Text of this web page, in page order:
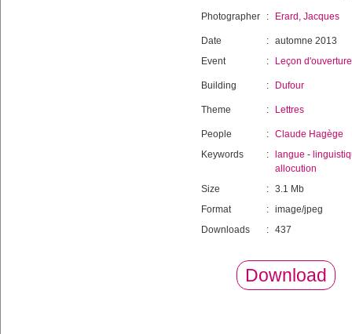
Photographer : Erard, Jacques
Date : automne 2013
Event
: Leçon d'ouverture
Building : Dufour
Theme : Lettres
People : Claude Hagège
Keywords
: langue -
allocution
Size
: 3.1 Mb
Format
: image/jpeg
Downloads
: 437
Download